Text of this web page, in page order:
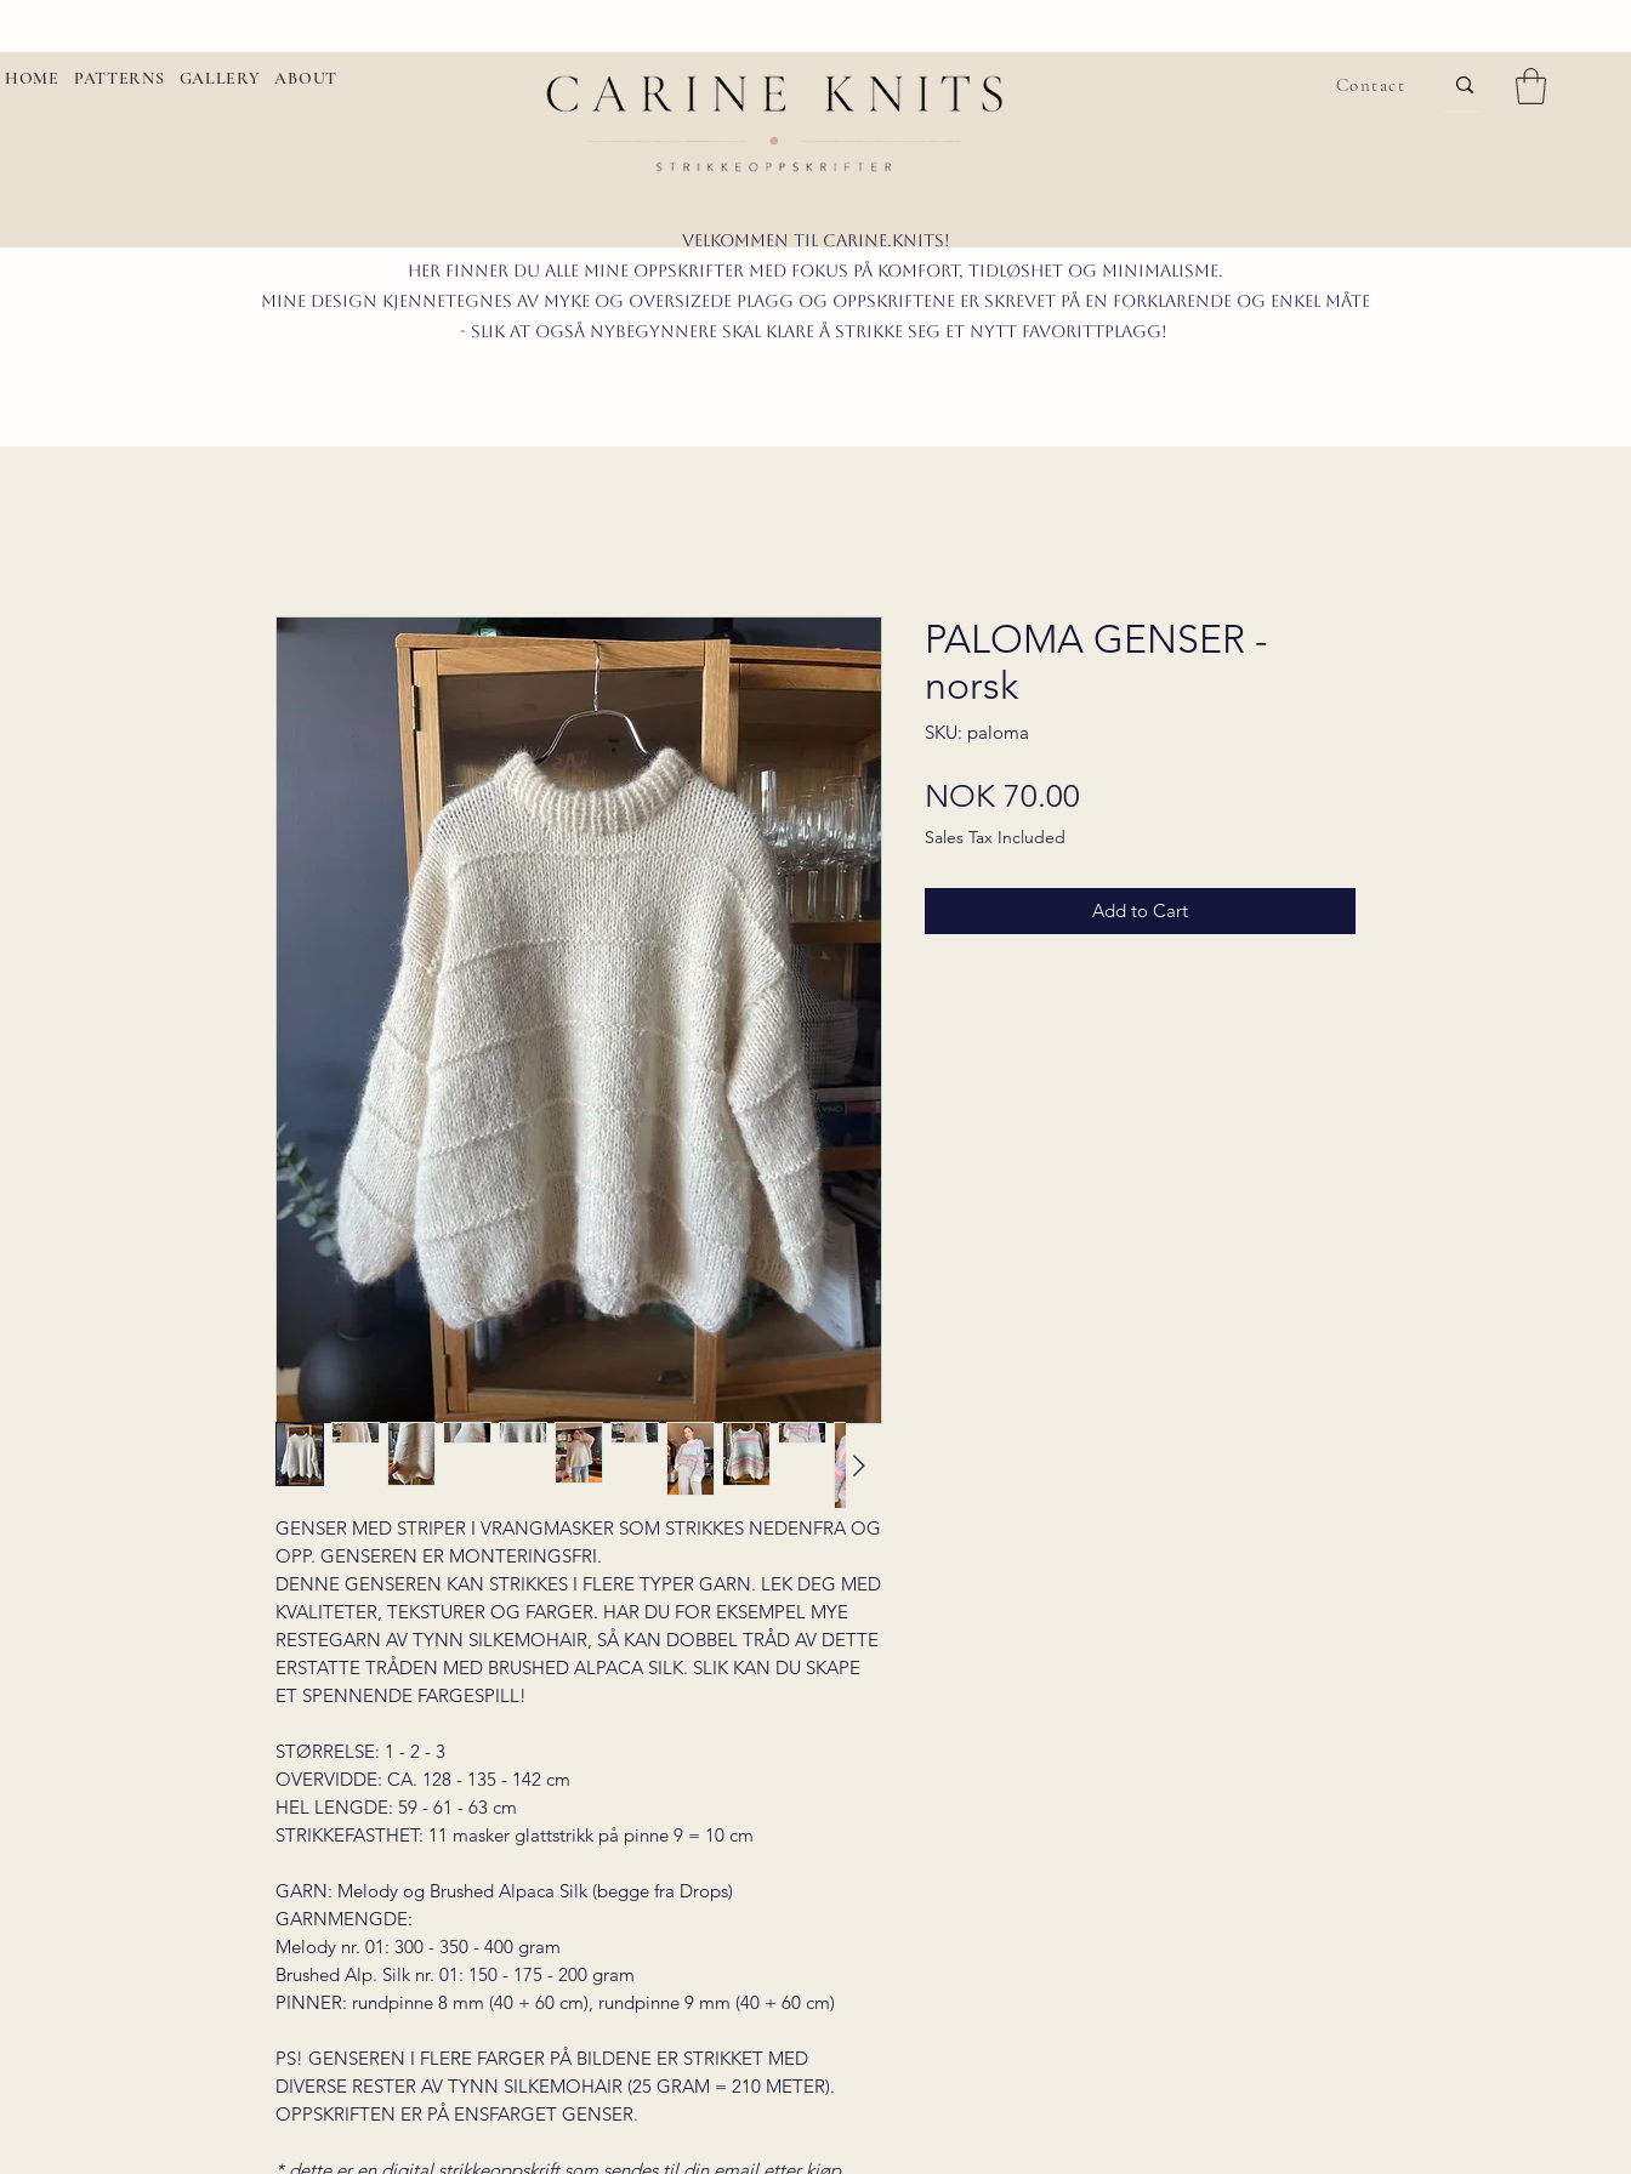
HOME PATTERNS GALLERY ABOUT Contact
Velkommen til carine.knits!
Her finner du alle mine oppskrifter MED FOKUS PÅ KOMFORT, TIDLØShet OG MINIMALISme.
mine design kjennetegnes av myke og oversizede plagg og oppskriftene er skrevet på en forklarende og enkel måte
- slik at også nybegynnere skal klare å strikke seg et nytt favorittplagg!
GENSER MED STRIPER I VRANGMASKER SOM STRIKKES NEDENFRA OG
OPP. GENSEREN ER MONTERINGSFRI.
DENNE GENSEREN KAN STRIKKES I FLERE TYPER GARN. LEK DEG MED
KVALITETER, TEKSTURER OG FARGER. HAR DU FOR EKSEMPEL MYE
RESTEGARN AV TYNN SILKEMOHAIR, SÅ KAN DOBBEL TRÅD AV DETTE
ERSTATTE TRÅDEN MED BRUSHED ALPACA SILK. SLIK KAN DU SKAPE
ET SPENNENDE FARGESPILL!
STØRRELSE: 1 - 2 - 3
OVERVIDDE: CA. 128 - 135 - 142 cm
HEL LENGDE: 59 - 61 - 63 cm
STRIKKEFASTHET: 11 masker glattstrikk på pinne 9 = 10 cm
GARN: Melody og Brushed Alpaca Silk (begge fra Drops)
GARNMENGDE:
Melody nr. 01: 300 - 350 - 400 gram
Brushed Alp. Silk nr. 01: 150 - 175 - 200 gram
PINNER: rundpinne 8 mm (40 + 60 cm), rundpinne 9 mm (40 + 60 cm)
PS! GENSEREN I FLERE FARGER PÅ BILDENE ER STRIKKET MED
DIVERSE RESTER AV TYNN SILKEMOHAIR (25 GRAM = 210 METER).
OPPSKRIFTEN ER PÅ ENSFARGET GENSER.
PALOMA GENSER -
norsk
SKU: paloma
NOK 70.00
Sales Tax Included
Add to Cart